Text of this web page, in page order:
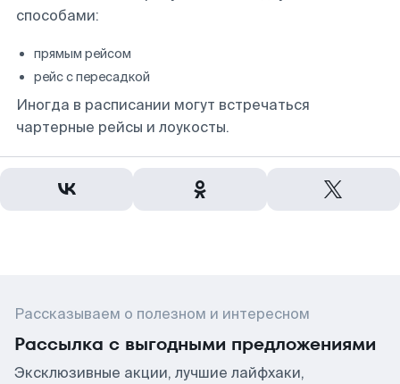
способами:
прямым рейсом
рейс с пересадкой
Иногда в расписании могут встречаться
чартерные рейсы и лоукосты.
Рассказываем о полезном и интересном
Рассылка с выгодными предложениями
Эксклюзивные акции, лучшие лайфхаки,